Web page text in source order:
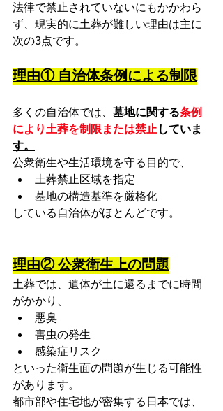
法律で禁止されていないにもかかわら
ず、現実的に土葬が難しい理由は主に
次の3点です。
理由① 自治体条例による制限
多くの自治体では、 墓地に関する条例
により土葬を制限または禁止 していま
す。
公衆衛生や生活環境を守る目的で、
土葬禁止区域を指定
墓地の構造基準を厳格化
している自治体がほとんどです。
理由② 公衆衛生上の問題
土葬では、遺体が土に還るまでに時間
がかかり、
悪臭
害虫の発生
感染症リスク
といった衛生面の問題が生じる可能性
があります。
都市部や住宅地が密集する日本では、